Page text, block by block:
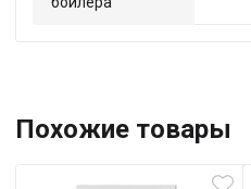
Похожие товары